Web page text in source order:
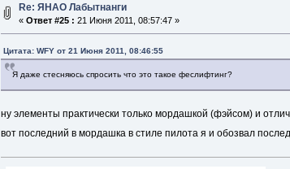
Re: ЯНАО Лабытнанги
« Ответ #25 : 21 Июня 2011, 08:57:47 »
Цитата: WFY от 21 Июня 2011, 08:46:55
Я даже стесняюсь спросить что это такое феслифтинг?
ну элементы практически только мордашкой (фэйсом) и
вот последний в мордашка в стиле пилота я и обозвал